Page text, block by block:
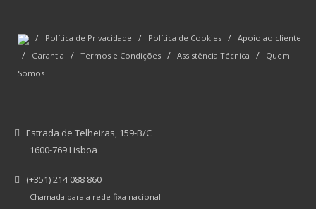
/ Política de Privacidade / Política de Cookies / Apoio ao cliente
/ Garantia / Termos e Condições / Assistência Técnica /
Quem
Somos
Estrada de Telheiras, 159-B/C
1600-769 Lisboa
(+351) 214 088 860
Chamada para a rede fixa nacional